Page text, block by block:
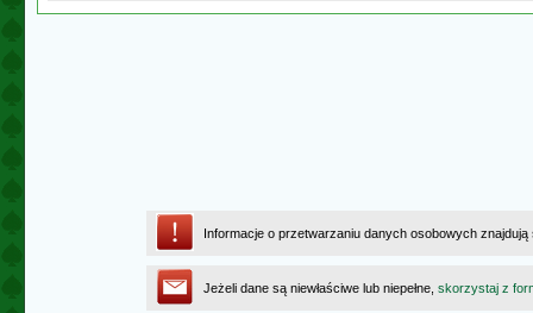
Informacje o przetwarzaniu danych osobowych
Jeżeli dane są niewłaściwe lub niepełne, skorzystaj z